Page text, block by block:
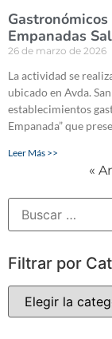
Empanadas
26 de marzo de 2026
La actividad se
ubicado en Avda.
establecimientos
Empanada” que
Leer Más >>
«
Filtrar por